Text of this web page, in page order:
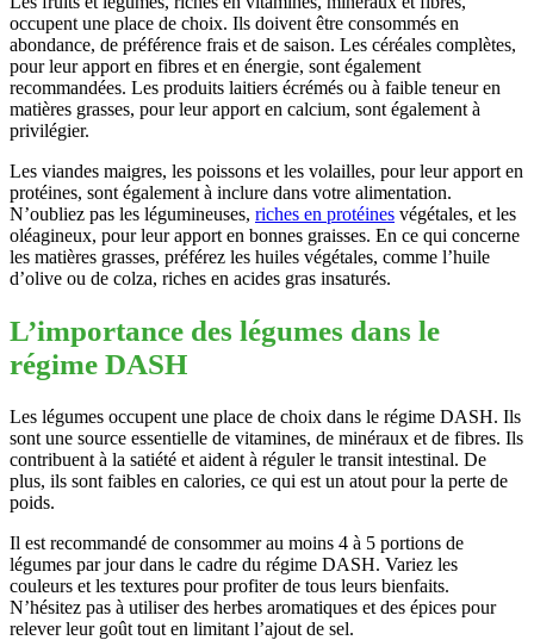
occupent une place de choix. Ils doivent être consommés en
abondance, de préférence frais et de saison. Les céréales complètes,
pour leur apport en fibres et en énergie, sont également
recommandées. Les produits laitiers écrémés ou à faible teneur en
matières grasses, pour leur apport en calcium, sont également à
privilégier.
Les viandes maigres, les poissons et les volailles, pour leur apport en
protéines, sont également à inclure dans votre alimentation.
N’oubliez pas les légumineuses, riches en protéines végétales, et les
oléagineux, pour leur apport en bonnes graisses. En ce qui concerne
les matières grasses, préférez les huiles végétales, comme l’huile
d’olive ou de colza, riches en acides gras insaturés.
L’importance des légumes dans le
régime DASH
Les légumes occupent une place de choix dans le régime DASH. Ils
sont une source essentielle de vitamines, de minéraux et de fibres. Ils
contribuent à la satiété et aident à réguler le transit intestinal. De
plus, ils sont faibles en calories, ce qui est un atout pour la perte de
poids.
Il est recommandé de consommer au moins 4 à 5 portions de
légumes par jour dans le cadre du régime DASH. Variez les
couleurs et les textures pour profiter de tous leurs bienfaits.
N’hésitez pas à utiliser des herbes aromatiques et des épices pour
relever leur goût tout en limitant l’ajout de sel.